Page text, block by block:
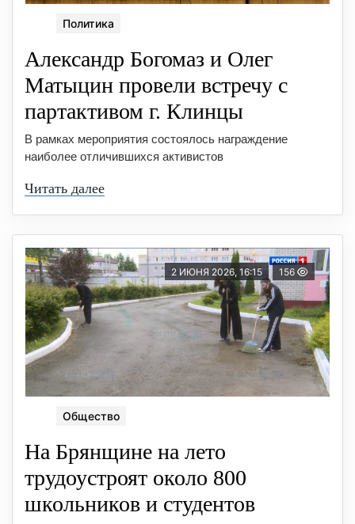
Политика
Александр Богомаз и Олег
Матыцин провели встречу с
партактивом г. Клинцы
В рамках мероприятия состоялось награждение
наиболее отличившихся активистов
Читать далее
2 ИЮНЯ 2026, 16:15 156
Общество
На Брянщине на лето
трудоустроят около 800
школьников и студентов